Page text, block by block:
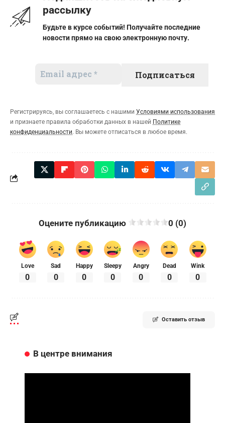
рассылку
Будьте в курсе событий! Получайте последние
новости прямо на свою электронную почту.
Регистрируясь, вы соглашаетесь с нашими Условиями использования
и признаете правила обработки данных в нашей Политике
конфиденциальности. Вы можете отписаться в любое время.
Оцените публикацию 0 (0)
Love
0
Sad
0
Happy
0
Sleepy
0
Angry
0
Dead
0
Wink
0
Оставить отзыв
В центре внимания